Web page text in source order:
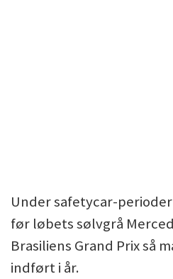
Under safetycar-
før løbets sølvgrå
Brasiliens Grand Prix så
indført i år.